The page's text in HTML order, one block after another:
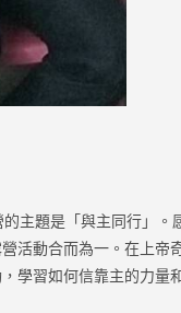
主題是「與主同行」。
活動合而為一。在上帝
學習如何信靠主的力量